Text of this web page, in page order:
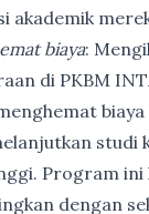
akademik
biaya:
di PKBM
biaya
studi
Program ini
dengan